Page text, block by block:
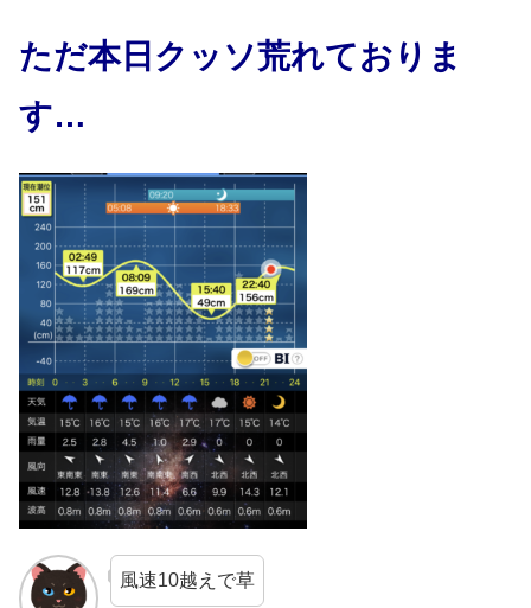
ただ本日クッソ荒れておりま
す…
風速10越えで草